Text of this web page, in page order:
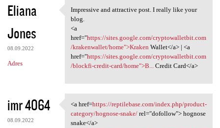
Eliana
Jones
08.09.2022
Adres
Impressive and attractive
Impressive and attractive post. I really like your
blog.
<a
href="https://sites.google.com/cryptowalletbit.com
/krakenwallet/home">Kraken Wallet</a> | <a
href="https://sites.google.com/cryptowalletbit.com
/blockfi-credit-card/home">B...
Credit Card</a>
imr 4064
08.09.2022
<a href=https://reptilebase
<a href=https://reptilebase.com/index.php/product-
category/hognose-snake/rel="dofollow"> hognose
snake</a>